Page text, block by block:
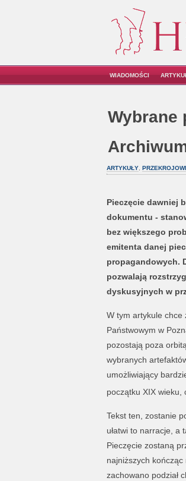
WIADOMOŚCI
Wybrane
ARTYKUŁY,
Pieczęcie dawniej
dokumentu -
bez większego
emitenta danej
propagandowych.
pozwalają
dyskusyjnych w
W tym artykule chce
Państwowym w
pozostają poza
wybranych
umożliwiający
początku XIX wieku,
Tekst ten, zostanie
ułatwi to narracje, a
Pieczęcie zostaną
najniższych
zachowano podział